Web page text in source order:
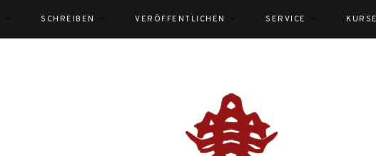
SCHREIBEN VERÖFFENTLICHEN SERVICE